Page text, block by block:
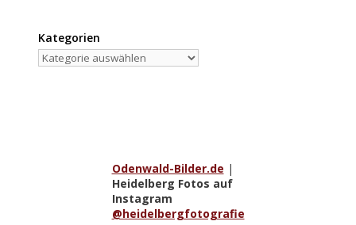
Kategorien
Kategorien
Odenwald-Bilder.de |
Heidelberg Fotos auf
Instagram
@heidelbergfotografie